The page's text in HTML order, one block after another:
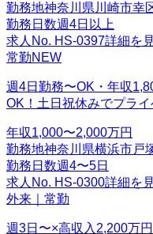
勤務地神奈川県川崎市幸
勤務日数週4日以上
求人No. HS-0397詳細を
常勤NEW
週4日勤務〜OK・年収
OK！土日祝休みでプラ
年収1,000〜2,000万円
勤務地神奈川県横浜市戸
勤務日数週4〜5日
求人No. HS-0300詳細を
外来｜常勤
週3日〜×高収入2,200万